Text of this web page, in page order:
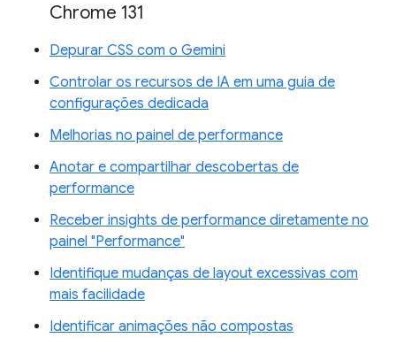
Chrome 131
Depurar CSS com o Gemini
Controlar os recursos de IA em uma guia de
configurações dedicada
Melhorias no painel de performance
Anotar e compartilhar descobertas de
performance
Receber insights de performance diretamente no
painel "Performance"
Identifique mudanças de layout excessivas com
mais facilidade
Identificar animações não compostas